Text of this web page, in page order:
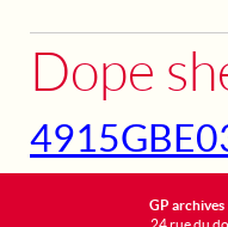
Dope
GP archives